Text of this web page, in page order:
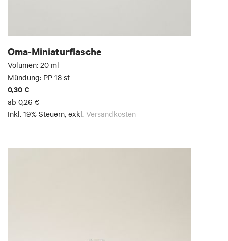
Oma-Miniaturflasche
Volumen: 20 ml
Mündung: PP 18 st
0,30 €
ab 0,26 €
Inkl. 19% Steuern, exkl. Versandkosten